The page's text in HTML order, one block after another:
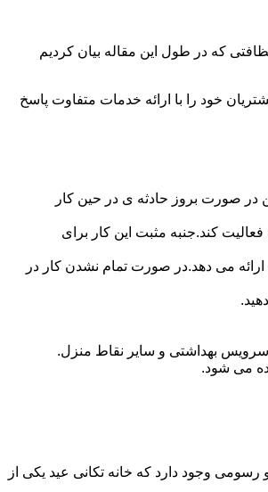
که در طول این مقاله بیان کردیم
خود را با ارائه خدمات متفاوت پاسخ
در صورت بروز حادثه ی در حین کار
کند.جنبه مثبت این کار برای
شرکت برای تعیین دستمزد پلن قیمتی 4 ساعته 6 ساعته و 8 ساعته به مشتریان ارائه می دهد.در صورت تمام نشدن کار در
سرویس بهداشتی و سایر نقاط منزل.
می شود.
وجود دارد که خانه تکانی عید یکی از